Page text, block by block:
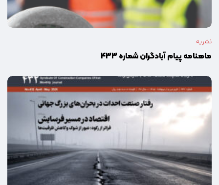
نشریه
ماهنامه پیام آبادگران شماره ۴۳۳